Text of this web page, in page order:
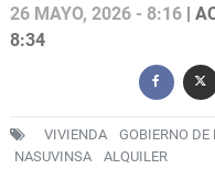
26 MAYO, 2026 - 8:16 |
8:34
VIVIENDA GOBIERNO DE
NASUVINSA
ALQUILER